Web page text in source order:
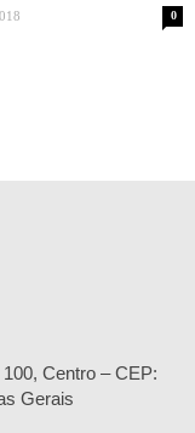
0
Centro – CEP:
Gerais